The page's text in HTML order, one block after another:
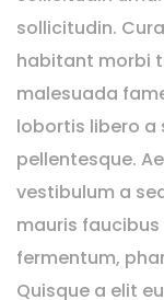
sollicitudin.
habitant morbi
malesuada
lobortis libero a
pellentesque.
vestibulum a
mauris
fermentum,
Quisque a elit